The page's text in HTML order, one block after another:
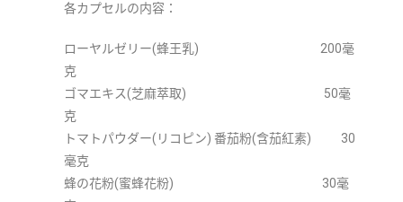
各カプセルの内容：
ローヤルゼリー(蜂王乳) 200毫
克
ゴマエキス(芝麻萃取) 50毫
克
トマトパウダー(リコピン) 番茄粉(含茄紅素) 30
毫克
蜂の花粉(蜜蜂花粉) 30毫